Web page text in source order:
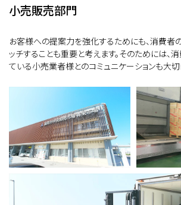
小売販売部門
お客様への提案力を強化するためにも、消費者
ッチすることも重要と考えます。そのためには、
ている小売業者様とのコミュニケーションも大切